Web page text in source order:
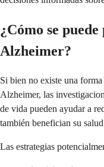
¿Cómo se
Alzheimer?
Si bien no existe una
Alzheimer, las
de vida pueden ayudar a
también benefician su
Las estrategias